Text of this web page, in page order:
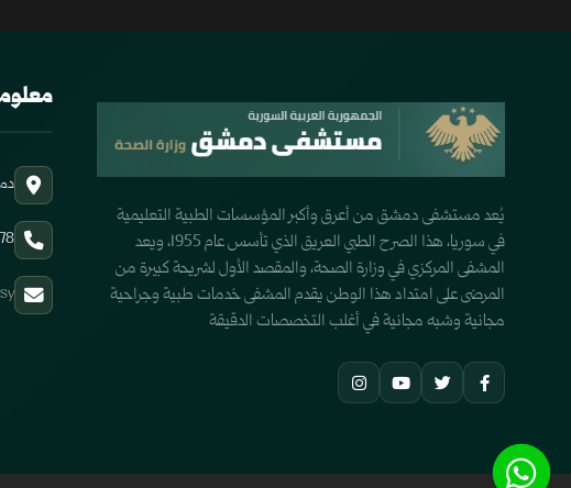
يُعد مستشفى دمشق من أعرق وأكبر المؤسسات الطبية التعليمية
في سوريا، هذا الصرح الطبي العريق الذي تأسس عام 1955، ويعد
المشفى المركزي في وزارة الصحة، والمقصد الأول لشريحة كبيرة من
المرضى على امتداد هذا الوطن يقدم المشفى خدمات طبية وجراحية
مجانية وشبه مجانية في أغلب التخصصات الدقيقة